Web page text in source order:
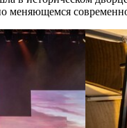
меняющемся